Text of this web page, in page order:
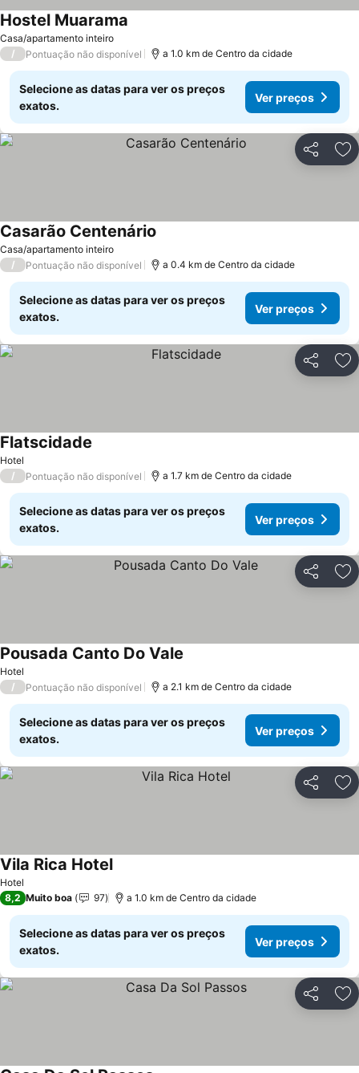
Casa/apartamento inteiro
Hostel Muarama
/ Pontuação não disponível a 1.0 km de Centro da cidade
Selecione as datas para ver os preços
exatos.
Ver preços
Partilhar
Casa/apartamento inteiro
Casarão Centenário
/ Pontuação não disponível a 0.4 km de Centro da cidade
Selecione as datas para ver os preços
exatos.
Ver preços
Partilhar
Hotel
Flatscidade
/ Pontuação não disponível a 1.7 km de Centro da cidade
Selecione as datas para ver os preços
exatos.
Ver preços
Partilhar
Hotel
Pousada Canto Do Vale
/ Pontuação não disponível a 2.1 km de Centro da cidade
Selecione as datas para ver os preços
exatos.
Ver preços
Partilhar
Hotel
Vila Rica HotelVer preços
8,2 Muito boa 97 a 1.0 km de Centro da cidade
Selecione as datas para ver os preços
exatos.
Ver preços
Partilhar